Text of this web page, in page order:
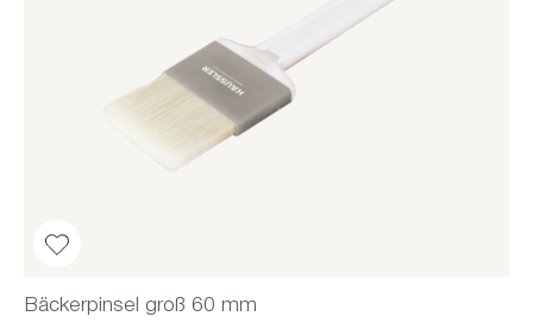
Bäckerpinsel groß 60 mm